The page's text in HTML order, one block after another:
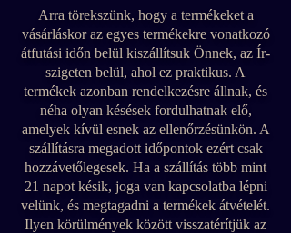
Arra törekszünk, hogy a termékeket a
vásárláskor az egyes termékekre vonatkozó
átfutási időn belül kiszállítsuk Önnek, az Ír-
szigeten belül, ahol ez praktikus. A
termékek azonban rendelkezésre állnak, és
néha olyan késések fordulhatnak elő,
amelyek kívül esnek az ellenőrzésünkön. A
szállításra megadott időpontok ezért csak
hozzávetőlegesek. Ha a szállítás több mint
21 napot késik, joga van kapcsolatba lépni
velünk, és megtagadni a termékek átvételét.
Ilyen körülmények között visszatérítjük az